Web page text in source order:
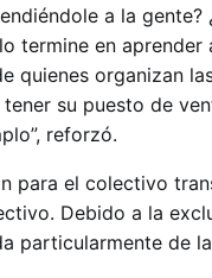
a la gente?
termine en
quienes organizan
su puesto de
reforzó.
para el colectivo
Debido a la
particularmente de